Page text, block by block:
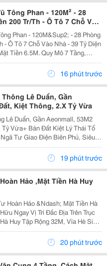
Tông Phan - 120M² - 28
200 Tr/Th - Ô Tô 7 Chỗ Vào
Phan - 120M&Sup2; - 28 Phòng
Tô 7 Chỗ Vào Nhà - 39 Tỷ Diện
Quy Mô 7 Tầng,
Kín, Full Nội Thất Cao Cấp.
6 Mỗi Tầng 5...
16 phút trước
Lê Duẩn, Gần
Kiệt Thông, 2.X Tỷ Vừa
Lê Duẩn, Gần Aeonmall, 53M2
Vừa+ Bán Đất Kiệt Lý Thái Tổ
Tư Giao Điện Biên Phủ, Siêu
Dt 53M2, Mặt Tiền
Thoáng Đẹp+ Giá Bán...19 phút trước
Hảo ,Mặt Tiền Hà Huy
Hoàn Hảo &Ndash; Mặt Tiền Hà
Huy Tập Rộng 32M, Vỉa Hè Siêu
Tâm Điểm Kinh Doanh &Amp;
Kết Nối Giao Thông Của Thành Phố! ✔️ Diện Tích...
20 phút trước